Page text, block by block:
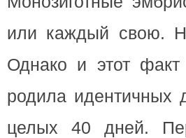
или каждый свою.
Однако и этот
родила идентичных
целых 40 дней.